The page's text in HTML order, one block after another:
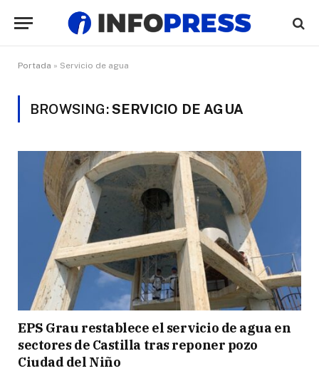
Portada » Servicio de agua
BROWSING:SERVICIO DE AGUA
EPS Grau restablece el servicio de agua en
sectores de Castilla tras reponer pozo
Ciudad del Niño